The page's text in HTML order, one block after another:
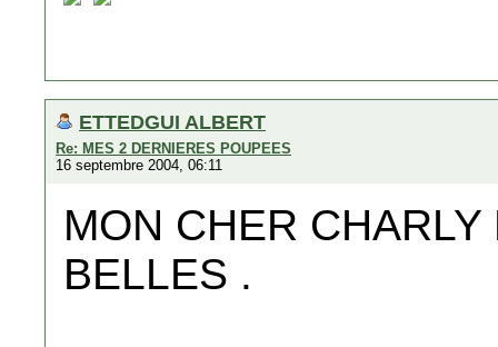
ETTEDGUI ALBERT
Re: MES 2 DERNIERES POUPEES
16 septembre 2004, 06:11
MON CHER
BELLES .